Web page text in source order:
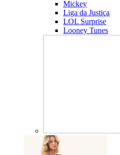
Mickey
Liga da Justiça
LOL Surprise
Looney Tunes